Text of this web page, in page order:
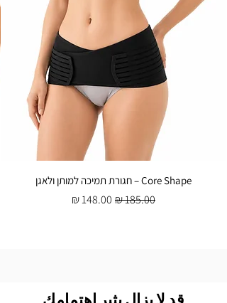
Core Shape – חגורת תמיכה למותן ולאגן
سعر عاديسعر البيع